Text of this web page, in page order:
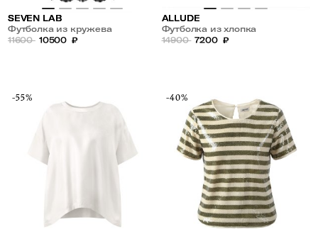
SEVEN LAB
Футболка из кружева
11600 10500 ₽
ALLUDE
Футболка из хлопка
14900 7200 ₽
-55% -40%